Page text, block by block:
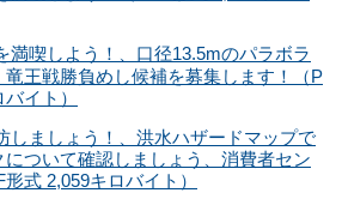
喫しよう！、口径13.5mのパラボラ
竜王戦勝負めし候補を募集します！（P
イト）
ましょう！、洪水ハザードマップで
について確認しましょう、消費者セン
式 2,059キロバイト）